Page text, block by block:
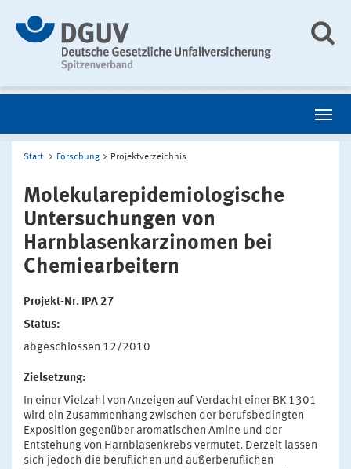
Start Forschung Projektverzeichnis
Molekularepidemiologische
Untersuchungen von
Harnblasenkarzinomen bei
Chemiearbeitern
Projekt-Nr. IPA 27
Status:
abgeschlossen 12/2010
Zielsetzung:
In einer Vielzahl von Anzeigen auf Verdacht einer BK 1301
wird ein Zusammenhang zwischen der berufsbedingten
Exposition gegenüber aromatischen Amine und der
Entstehung von Harnblasenkrebs vermutet. Derzeit lassen
sich jedoch die beruflichen und außerberuflichen